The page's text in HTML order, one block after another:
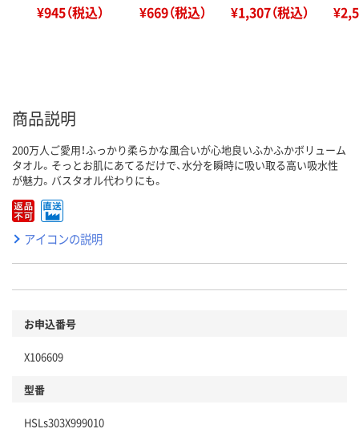
¥945（税込） ¥669（税込） ¥1,307（税込）
商品説明
200万人ご愛用！ふっかり柔らかな風合いが心地良いふかふかボリューム
タオル。そっとお肌にあてるだけで、水分を瞬時に吸い取る高い吸水性
が魅力。バスタオル代わりにも。
アイコンの説明
お申込番号
X106609
型番
HSLs303X999010